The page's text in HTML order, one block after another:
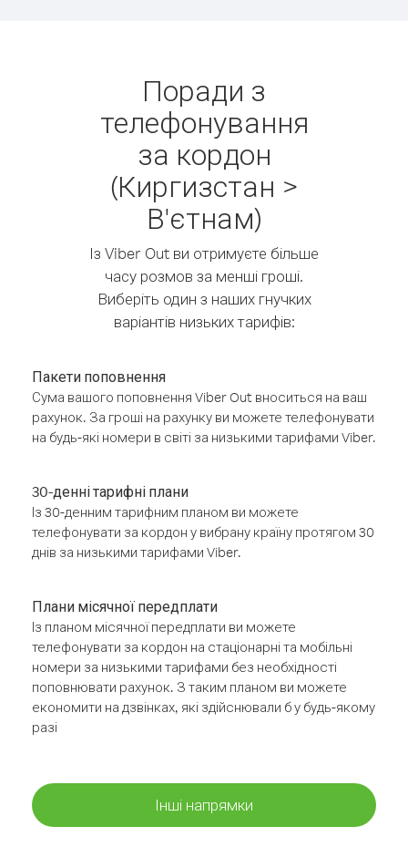
Поради з
телефонування
за кордон
(Киргизстан >
В'єтнам)
Із Viber Out ви отримуєте більше
часу розмов за менші гроші.
Виберіть один з наших гнучких
варіантів низьких тарифів:
Пакети поповнення
Сума вашого поповнення Viber Out вноситься на ваш
рахунок. За гроші на рахунку ви можете телефонувати
на будь-які номери в світі за низькими тарифами Viber.
30-денні тарифні плани
Із 30-денним тарифним планом ви можете
телефонувати за кордон у вибрану країну протягом 30
днів за низькими тарифами Viber.
Плани місячної передплати
Із планом місячної передплати ви можете
телефонувати за кордон на стаціонарні та мобільні
номери за низькими тарифами без необхідності
поповнювати рахунок. З таким планом ви можете
економити на дзвінках, які здійснювали б у будь-якому
разі
Інші напрямки